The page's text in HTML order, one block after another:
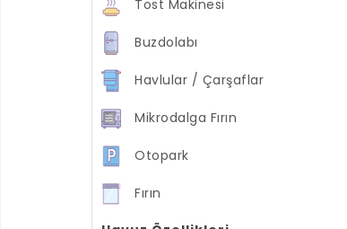
Tost Makinesi
Buzdolabı
Havlular / Çarşaflar
Mikrodalga Fırın
Otopark
Fırın